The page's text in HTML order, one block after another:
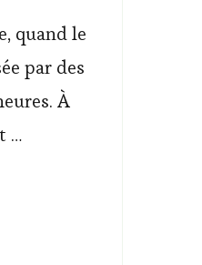
quand le
par des
À
…